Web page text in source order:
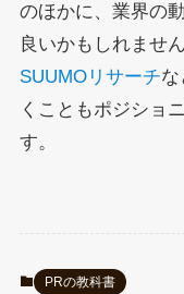
のほかに、業界の
良いかもしれませ
SUUMOリサーチ
くこともポジショ
す。
PRの教科書